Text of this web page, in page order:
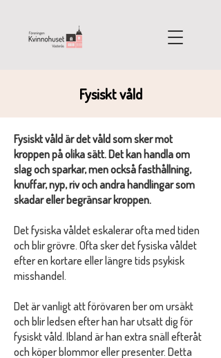
Fysiskt våld
Fysiskt våld är det våld som sker mot
kroppen på olika sätt. Det kan handla om
slag och sparkar, men också fasthållning,
knuffar, nyp, riv och andra handlingar som
skadar eller begränsar kroppen.
Det fysiska våldet eskalerar ofta med tiden
och blir grövre. Ofta sker det fysiska våldet
efter en kortare eller längre tids psykisk
misshandel.
Det är vanligt att förövaren ber om ursäkt
och blir ledsen efter han har utsatt dig för
fysiskt våld. Ibland är han extra snäll efteråt
och köper blommor eller presenter. Detta